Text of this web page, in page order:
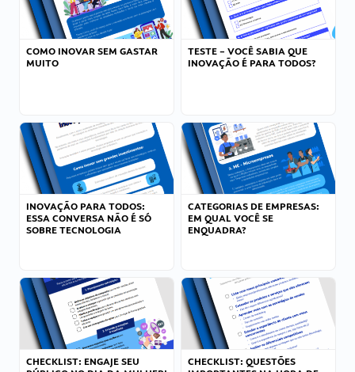
COMO INOVAR SEM GASTAR
MUITO
TESTE – VOCÊ SABIA QUE
INOVAÇÃO É PARA TODOS?
INOVAÇÃO PARA TODOS:
ESSA CONVERSA NÃO É SÓ
SOBRE TECNOLOGIA
CATEGORIAS DE EMPRESAS:
EM QUAL VOCÊ SE
ENQUADRA?
CHECKLIST: ENGAJE SEU
CHECKLIST: QUESTÕES